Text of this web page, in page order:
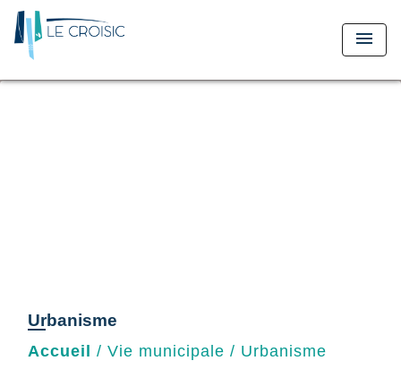
menu
Urbanisme
Accueil / Vie municipale / Urbanisme